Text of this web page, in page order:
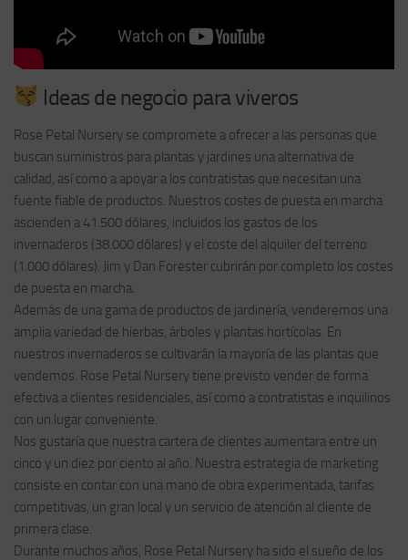
Ideas de negocio para viveros
Rose Petal Nursery se compromete a ofrecer a las personas que
buscan suministros para plantas y jardines una alternativa de
calidad, así como a apoyar a los contratistas que necesitan una
fuente fiable de productos. Nuestros costes de puesta en marcha
ascienden a 41.500 dólares, incluidos los gastos de los
invernaderos (38.000 dólares) y el coste del alquiler del terreno
(1.000 dólares). Jim y Dan Forester cubrirán por completo los costes
de puesta en marcha.
Además de una gama de productos de jardinería, venderemos una
amplia variedad de hierbas, árboles y plantas hortícolas. En
nuestros invernaderos se cultivarán la mayoría de las plantas que
vendemos. Rose Petal Nursery tiene previsto vender de forma
efectiva a clientes residenciales, así como a contratistas e inquilinos
con un lugar conveniente.
Nos gustaría que nuestra cartera de clientes aumentara entre un
cinco y un diez por ciento al año. Nuestra estrategia de marketing
consiste en contar con una mano de obra experimentada, tarifas
competitivas, un gran local y un servicio de atención al cliente de
primera clase.
Durante muchos años, Rose Petal Nursery ha sido el sueño de los